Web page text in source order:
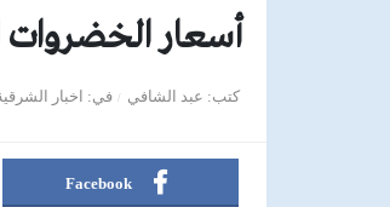
أسعار الخضروات اليوم
كتب عبد الشافي في اخبار
Facebook